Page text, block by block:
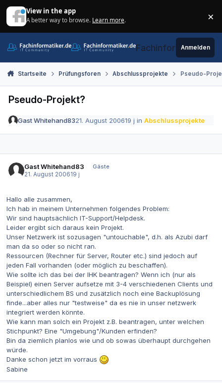
View in the app
A better way to browse. Learn more. ×
Fachinformatiker.de
Anmelden
Startseite Prüfungsforen Abschlussprojekte Pseudo-
Pseudo-Projekt?
Gast Whitehand8321. August 200619 j inAbschlussprojekte
Gast Whitehand83
Gäste
21. August 200619 j
Hallo alle zusammen,
Ich hab in meinem Unternehmen folgendes Problem:
Wir sind hauptsächlich IT-Support/Helpdesk.
Leider ergibt sich daraus kein Projekt.
Unser Netzwerk ist sozusagen "untouchable", d.h. als Azubi darf
man da so oder so nicht ran.
Ressourcen (Rechner für Server, Router etc.) sind jedoch auf
jeden Fall vorhanden (oder möglich zu beschaffen).
Wie sollte ich das bei der IHK beantragen? Wenn ich (nur als
Beispiel) einen Server aufsetze mit 3-4 verschiedenen Clients und
unterschiedlichem BS und zusätzlich noch eine Backuplösung
finde...aber alles nur "testweise" da es nie in unser netzwerk
integriert werden könnte.
Wie kann man solch ein Projekt z.B. beantragen, unter welchen
Stichpunkt? Eine "Umgebung"/Kunden erfinden?
Bin da ziemlich planlos wie und ob sowas überhaupt durchgehen
würde.
Danke schon jetzt im vorraus
Sabine